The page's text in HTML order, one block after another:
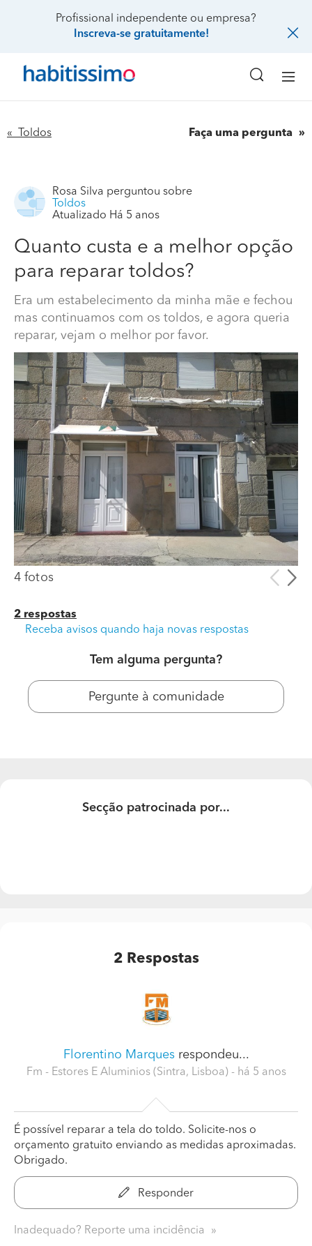
Profissional independente ou empresa?
Inscreva-se gratuitamente!
« Toldos Faça uma pergunta
Quanto custa e a melhor opção para reparar toldos?
Era um estabelecimento da minha mãe e fechou mas
continuamos com os toldos, e agora queria reparar,
vejam o melhor por favor.
Rosa Silva perguntou sobre
Toldos
Atualizado Há 5 anos
Quanto custa e a melhor opção
para reparar toldos?
Era um estabelecimento da minha mãe e fechou
mas continuamos com os toldos, e agora queria
reparar, vejam o melhor por favor.
4 fotos
2 respostas
Receba avisos quando haja novas respostas
Tem alguma pergunta?
Pergunte à comunidade
Secção patrocinada por...
2 Respostas
Florentino Marquesrespondeu...
Fm - Estores E Aluminios (Sintra, Lisboa) - há 5 anos
É possível reparar a tela do toldo. Solicite-nos o
orçamento gratuito enviando as medidas aproximadas.
Obrigado.
Responder
Inadequado? Reporte uma incidência